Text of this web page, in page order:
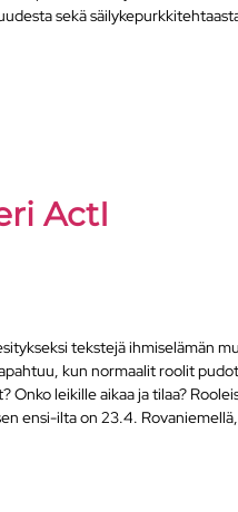
sekä
ActI
tekstejä ihmiselämän
kun normaalit roolit
leikille aikaa ja tilaa?
ensi-ilta on 23.4.